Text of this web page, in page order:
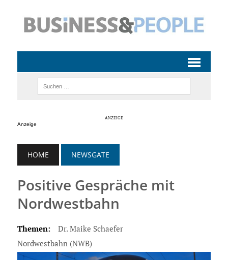
Anzeige
HOME NEWSGATE
Positive Gespräche mit
Nordwestbahn
Themen:
Dr. Maike Schaefer
Nordwestbahn (NWB)